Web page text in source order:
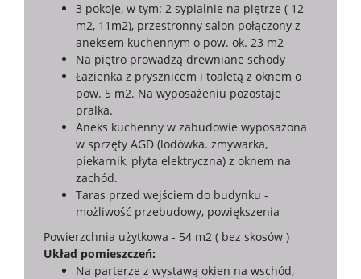
3 pokoje, w tym: 2 sypialnie na piętrze ( 12
m2, 11m2), przestronny salon połączony z
aneksem kuchennym o pow. ok. 23 m2
Na piętro prowadzą drewniane schody
Łazienka z prysznicem i toaletą z oknem o
pow. 5 m2. Na wyposażeniu pozostaje
pralka.
Aneks kuchenny w zabudowie wyposażona
w sprzęty AGD (lodówka. zmywarka,
piekarnik, płyta elektryczna) z oknem na
zachód.
Taras przed wejściem do budynku -
możliwość przebudowy, powiększenia
Powierzchnia użytkowa - 54 m2 ( bez skosów )
Układ pomieszczeń:
Na parterze z wystawą okien na wschód,